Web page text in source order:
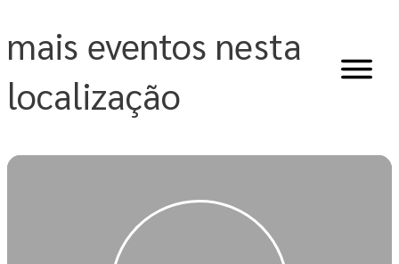
content
mais eventos nesta
localização